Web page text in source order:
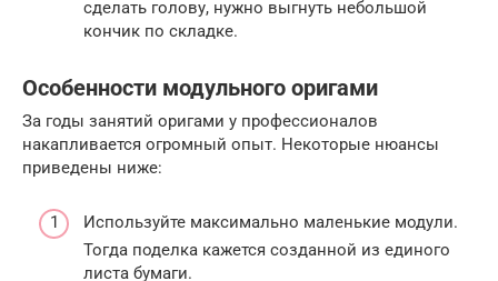
сделать голову, нужно выгнуть небольшой
кончик по складке.
Особенности модульного оригами
За годы занятий оригами у профессионалов
накапливается огромный опыт. Некоторые нюансы
приведены ниже:
Используйте максимально маленькие модули.
Тогда поделка кажется созданной из единого
листа бумаги.